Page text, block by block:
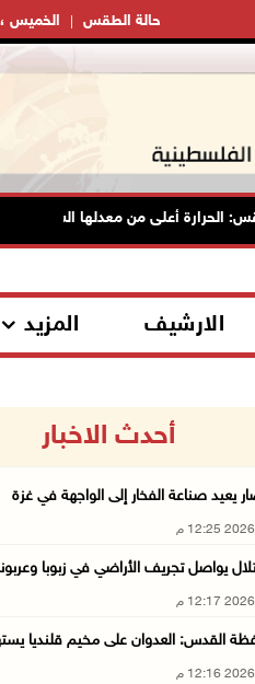
الخميس ، 06 آب ، 2026 حالة الطقس
أعلى من معدلها السنوي العام
الارشيف المزيد
أحدث الاخبار
يعيد صناعة الفخار إلى الواجهة في غزة
يواصل تجريف الأراضي في زبوبا
القدس: العدوان على مخيم قلنديا